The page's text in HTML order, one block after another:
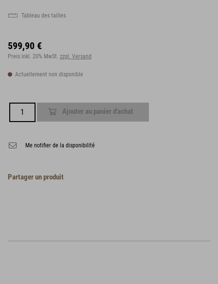
Tableau des tailles
599,90 €
Preis inkl. 20% MwSt. zzgl. Versand
Actuellement non disponible
Ajouter au panier d'achat
Me notifier de la disponibilité
Partager un produit